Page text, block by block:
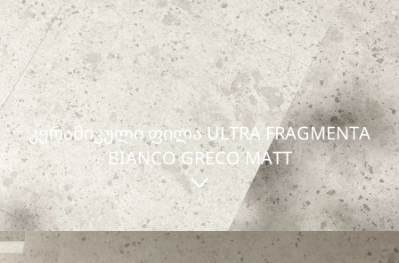
ᲙᲔᲠᲐᲛᲘᲙᲣᲚᲘ ᲤᲘᲚᲐ ULTRA FRAGMENTA
BIANCO GRECO MATT